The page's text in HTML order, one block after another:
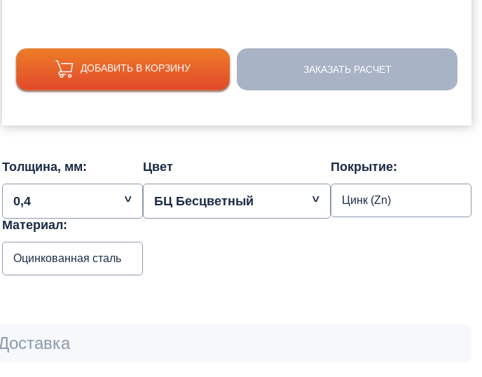
ДОБАВИТЬ В КОРЗИНУ ЗАКАЗАТЬ РАСЧЕТ
Толщина, мм:
0,4
Цвет
БЦ Бесцветный
Покрытие:
Цинк (Zn)
Материал:
Оцинкованная сталь